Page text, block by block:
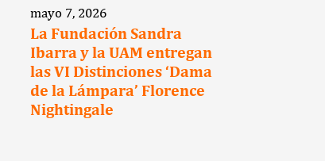
mayo 7, 2026
La Fundación Sandra
Ibarra y la UAM entregan
las VI Distinciones ‘Dama
de la Lámpara’ Florence
Nightingale